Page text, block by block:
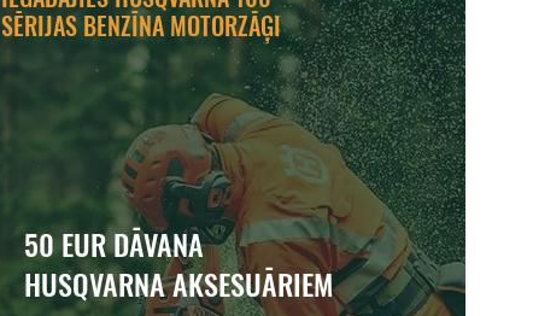
SĒRIJAS BENZĪNA MOTORZĀĢI
50 EUR DĀVANA
HUSQVARNA AKSESUĀRIEM